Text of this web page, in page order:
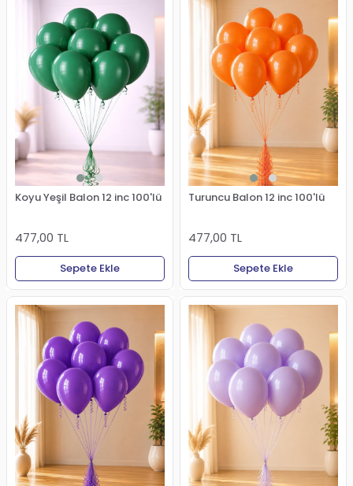
Koyu Yeşil Balon 12 inc 100'lü
477,00 TL
Sepete Ekle
Turuncu Balon 12 inc 100'lü
477,00 TL
Sepete Ekle